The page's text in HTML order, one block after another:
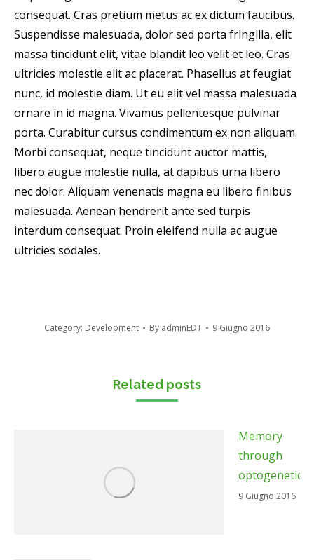
consequat. Cras pretium metus ac ex dictum faucibus.
Suspendisse malesuada, dolor sed porta fringilla, elit
massa tincidunt elit, vitae blandit leo velit et leo. Cras
ultricies molestie elit ac placerat. Phasellus at feugiat
nunc, id molestie diam. Ut eu elit vel massa malesuada
ornare in id magna. Vivamus pellentesque pulvinar
porta. Curabitur cursus condimentum ex non aliquam.
Morbi consequat, neque tincidunt auctor mattis,
libero augue molestie nulla, at dapibus urna libero
nec dolor. Aliquam venenatis magna eu libero finibus
malesuada. Aenean hendrerit ante sed turpis
interdum consequat. Proin eleifend nulla ac augue
ultricies sodales.
Category: Development By adminEDT 9 Giugno 2016
Related posts
Stress receptor in brain only used